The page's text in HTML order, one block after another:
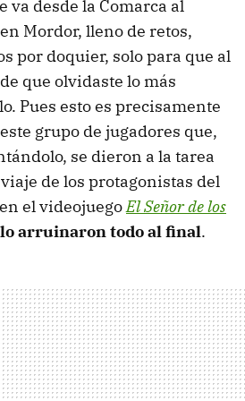
va desde la Comarca al
Mordor, lleno de retos,
por doquier, solo para que al
que olvidaste lo más
Pues esto es precisamente
grupo de jugadores que,
se dieron a la tarea
de los protagonistas del
el videojuegoEl Señor de los
lo arruinaron todo al final.